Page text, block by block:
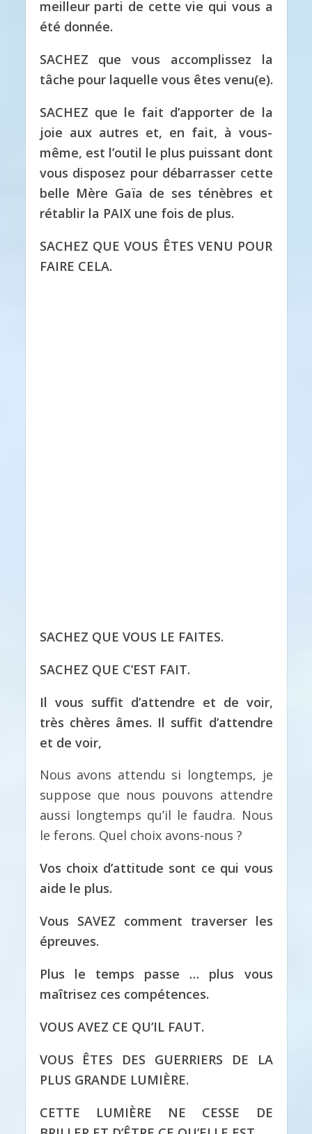
meilleur parti de cette vie qui vous a
été donnée.
SACHEZ que vous accomplissez la
tâche pour laquelle vous êtes venu(e).
SACHEZ que le fait d’apporter de la
joie aux autres et, en fait, à vous-
même, est l’outil le plus puissant dont
vous disposez pour débarrasser cette
belle Mère Gaïa de ses ténèbres et
rétablir la PAIX une fois de plus.
SACHEZ QUE VOUS ÊTES VENU POUR
FAIRE CELA.
SACHEZ QUE VOUS LE FAITES.
SACHEZ QUE C’EST FAIT.
Il vous suffit d’attendre et de voir,
très chères âmes. Il suffit d’attendre
et de voir,
Nous avons attendu si longtemps, je
suppose que nous pouvons attendre
aussi longtemps qu’il le faudra. Nous
le ferons. Quel choix avons-nous ?
Vos choix d’attitude sont ce qui vous
aide le plus.
Vous SAVEZ comment traverser les
épreuves.
Plus le temps passe … plus vous
maîtrisez ces compétences.
VOUS AVEZ CE QU’IL FAUT.
VOUS ÊTES DES GUERRIERS DE LA
PLUS GRANDE LUMIÈRE.
CETTE LUMIÈRE NE CESSE DE